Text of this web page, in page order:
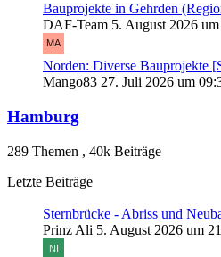
Bauprojekte in Gehrden
DAF-Team 5. August 2026 um
Norden: Diverse Bauprojekte
Mango83 27. Juli 2026 um
Hamburg
289 Themen , 40k Beiträge
Letzte Beiträge
Sternbrücke - Abriss und
Prinz Ali 5. August 2026 um